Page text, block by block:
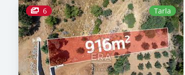
6 Tarla